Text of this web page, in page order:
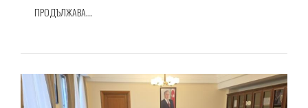
ПРОДЪЛЖАВА...